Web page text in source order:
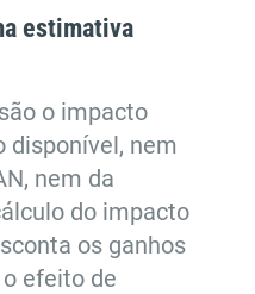
estimativa
o impacto
disponível, nem
nem da
do impacto
os ganhos
efeito de